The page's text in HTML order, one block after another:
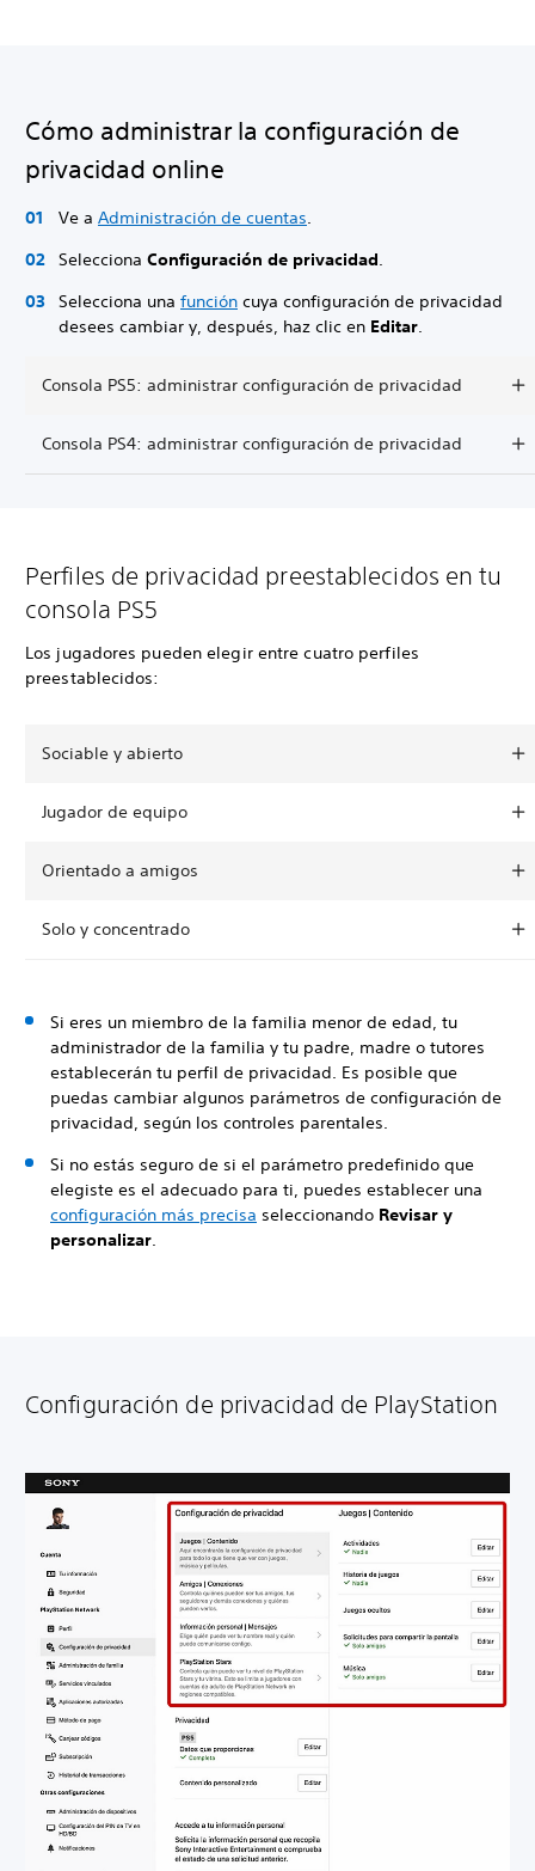
Cómo administrar la configuración de
privacidad online
Ve a Administración de cuentas
Selecciona Configuración de privacidad
Selecciona una función cuya configuración de privacidad
desees cambiar y, después, haz clic en Editar
Consola PS5: administrar configuración de privacidad
Consola PS4: administrar configuración de privacidad
Perfiles de privacidad preestablecidos en tu
consola PS5
Los jugadores pueden elegir entre cuatro perfiles
preestablecidos:
Sociable y abierto
Jugador de equipo
Orientado a amigos
Solo y concentrado
Si eres un miembro de la familia menor de edad, tu
administrador de la familia y tu padre, madre o tutores
establecerán tu perfil de privacidad. Es posible que
puedas cambiar algunos parámetros de configuración de
privacidad, según los controles parentales.
Si no estás seguro de si el parámetro predefinido que
elegiste es el adecuado para ti, puedes establecer una
configuración más precisa seleccionando Revisar y
personalizar
Configuración de privacidad de PlayStation